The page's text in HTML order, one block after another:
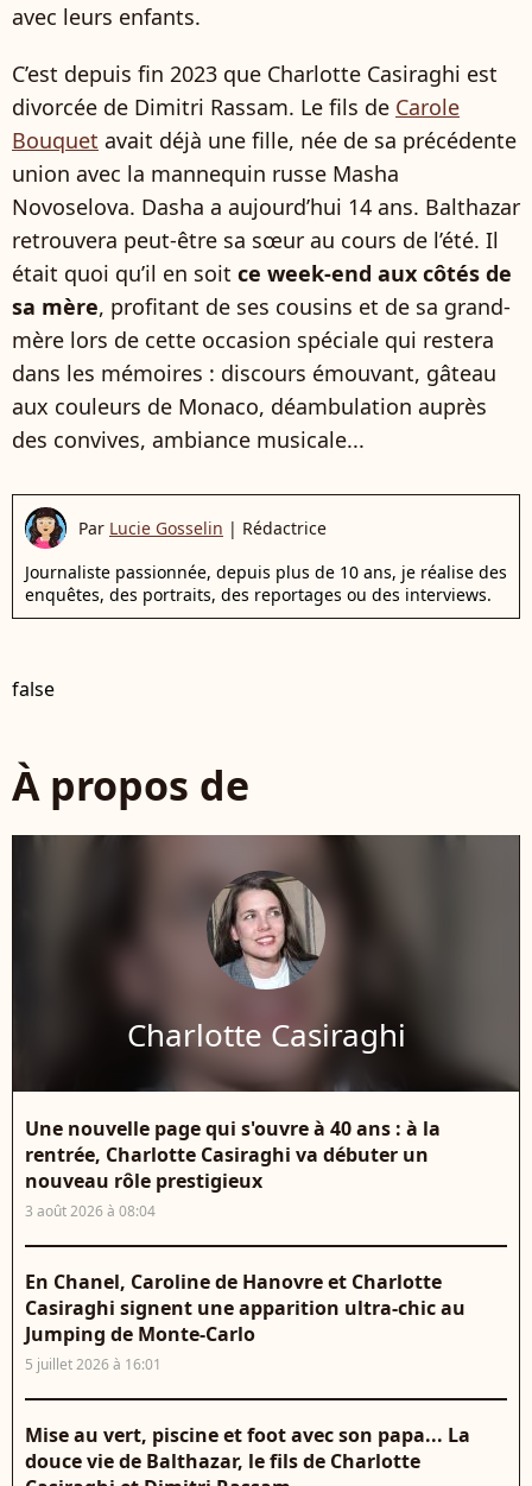
avec leurs enfants.
C’est depuis fin 2023 que Charlotte Casiraghi est
divorcée de Dimitri Rassam. Le fils de Carole
Bouquet avait déjà une fille, née de sa précédente
union avec la mannequin russe Masha
Novoselova. Dasha a aujourd’hui 14 ans. Balthazar
retrouvera peut-être sa sœur au cours de l’été. Il
était quoi qu’il en soit ce week-end aux côtés de
sa mère, profitant de ses cousins et de sa grand-
mère lors de cette occasion spéciale qui restera
dans les mémoires : discours émouvant, gâteau
aux couleurs de Monaco, déambulation auprès
des convives, ambiance musicale...
Par Lucie Gosselin | Rédactrice
Journaliste passionnée, depuis plus de 10 ans, je réalise des
enquêtes, des portraits, des reportages ou des interviews.
false
À propos de
Charlotte Casiraghi
Une nouvelle page qui s'ouvre à 40 ans : à la
rentrée, Charlotte Casiraghi va débuter un
nouveau rôle prestigieux
3 août 2026 à 08:04
En Chanel, Caroline de Hanovre et Charlotte
Casiraghi signent une apparition ultra-chic au
Jumping de Monte-Carlo
5 juillet 2026 à 16:01
Mise au vert, piscine et foot avec son papa... La
douce vie de Balthazar, le fils de Charlotte